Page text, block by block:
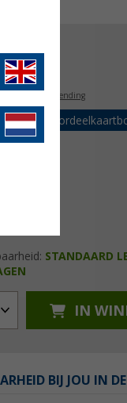
gratis verzending
tot 5%
STANDAARD
IN
BIJ JOU IN